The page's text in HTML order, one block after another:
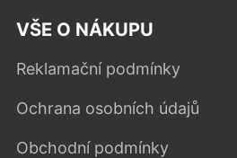
VŠE O NÁKUPU
Reklamační podmínky
Ochrana osobních údajů
Obchodní podmínky